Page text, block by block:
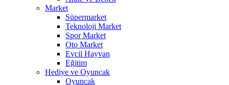
Market
Süpermarket
Teknoloji Market
Spor Market
Oto Market
Evcil Hayvan
Eğitim
Hediye ve Oyuncak
Oyuncak